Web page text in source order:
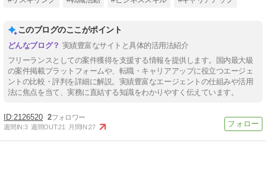
このブログのここがポイント
実績豊富なサイトと具体的活用法紹介
フリーランスとしての案件獲得を支援する情報を提供します。国内最大級
の案件掲載プラットフォームや、転職・キャリアアップに役立つエージェ
ントの比較・評判を詳細に解説。実績豊富なエージェントの仕組みや活用
法に焦点を当て、実務に直結する知識をわかりやすく伝えています。
2126520 2
週間IN:3 週間OUT:21 月間IN:27